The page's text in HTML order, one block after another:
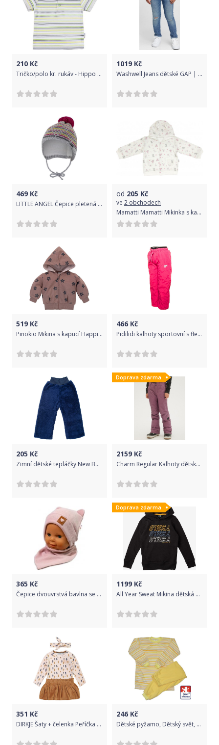
210 Kč
Tričko/polo kr. rukáv - Hippo - 86 (12-18m) / 86
1019 Kč
Washwell Jeans dětské GAP | Modrá | Chlapecké | 7
469 Kč
LITTLE ANGEL Čepice pletená zavazovací čárky Outlast ® vel. 4, 45-48 cm šedorůžovožlutá
od 205 Kč
ve 2 obchodech
Mamatti Mamatti Mikinka s kapucí Zajíček, roz. 74 74 (6-9m)
519 Kč
Pinokio Mikina s kapucí Happiness Dark Pink 92
466 Kč
Pidilidi kalhoty sportovní s fleezem outdoorové, Pidilidi, PD1060-03, růžová - 98
205 Kč
Zimní dětské tepláčky New Baby Penguin tmavě modré 74 (6-9m)
Doprava zdarma
2159 Kč
Charm Regular Kalhoty dětské O'Neill | Růžová | Dívčí | 170
365 Kč
Čepice dvouvrstvá bavlna se šátkem - TEDDY pudrově růžová - vel.80-86
Doprava zdarma
1199 Kč
All Year Sweat Mikina dětská O'Neill | Černá | Chlapecké | 164
351 Kč
DIRKJE Šaty + čelenka Peříčka dívka 68
246 Kč
Dětské pyžamo, Dětský svět, žlutý proužek vel.80